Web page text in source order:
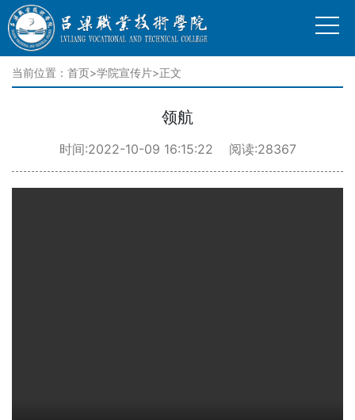
当前位置： 首页>学院宣传片>正文
领航
时间:2022-10-09 16:15:22 阅读:28367